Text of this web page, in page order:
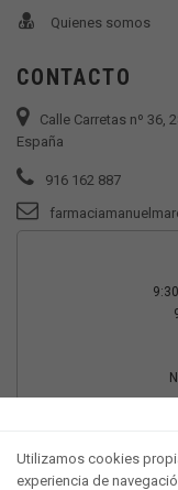
Quienes somos
CONTACTO
Calle Carretas nº 36,
España
916 162 887
Utilizamos cookies
experiencia de